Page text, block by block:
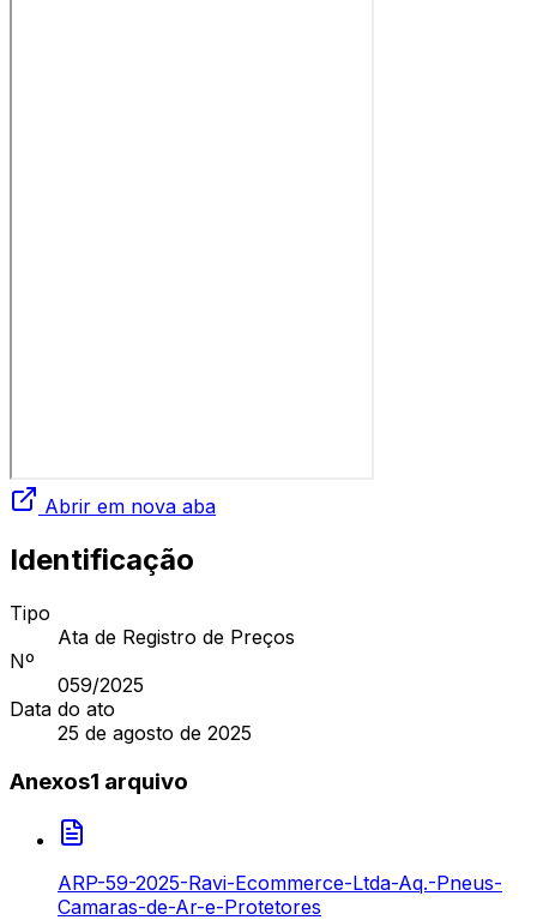
Abrir em nova aba
Identificação
Tipo
Ata de Registro de Preços
Nº
059/2025
Data do ato
25 de agosto de 2025
Anexos1 arquivo
ARP-59-2025-Ravi-Ecommerce-Ltda-Aq.-Pneus-
Camaras-de-Ar-e-Protetores